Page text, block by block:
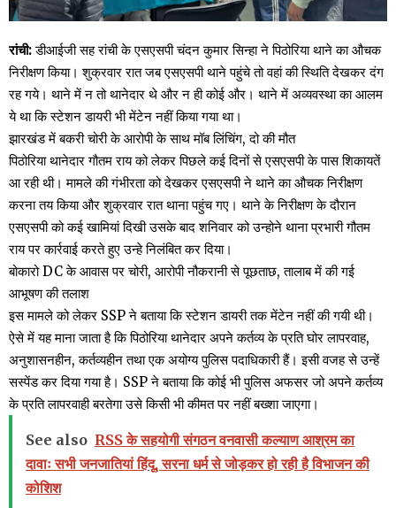
रांची:डीआईजी सह रांची के एसएसपी चंदन कुमार सिन्हा ने पिठोरिया थाने का औचक
निरीक्षण किया। शुक्रवार रात जब एसएसपी थाने पहुंचे तो वहां की स्थिति देखकर दंग
रह गये। थाने में न तो थानेदार थे और न ही कोई और। थाने में अव्यवस्था का आलम
ये था कि स्टेशन डायरी भी मेंटेन नहीं किया गया था।
झारखंड में बकरी चोरी के आरोपी के साथ मॉब लिंचिंग, दो की मौत
पिठोरिया थानेदार गौतम राय को लेकर पिछले कई दिनों से एसएसपी के पास शिकायतें
आ रही थी। मामले की गंभीरता को देखकर एसएसपी ने थाने का औचक निरीक्षण
करना तय किया और शुक्रवार रात थाना पहुंच गए। थाने के निरीक्षण के दौरान
एसएसपी को कई खामियां दिखी उसके बाद शनिवार को उन्होने थाना प्रभारी गौतम
राय पर कार्रवाई करते हुए उन्हे निलंबित कर दिया।
बोकारो DC के आवास पर चोरी, आरोपी नौकरानी से पूछताछ, तालाब में की गई
आभूषण की तलाश
इस मामले को लेकर SSP ने बताया कि स्टेशन डायरी तक मेंटेन नहीं की गयी थी।
ऐसे में यह माना जाता है कि पिठोरिया थानेदार अपने कर्तव्य के प्रति घोर लापरवाह,
अनुशासनहीन, कर्तव्यहीन तथा एक अयोग्य पुलिस पदाधिकारी हैं। इसी वजह से उन्हें
सस्पेंड कर दिया गया है। SSP ने बताया कि कोई भी पुलिस अफसर जो अपने कर्तव्य
के प्रति लापरवाही बरतेगा उसे किसी भी कीमत पर नहीं बख्शा जाएगा।
See also RSS के सहयोगी संगठन वनवासी कल्याण आश्रम का
दावाः सभी जनजातियां हिंदू, सरना धर्म से जोड़कर हो रही है विभाजन की
कोशिश